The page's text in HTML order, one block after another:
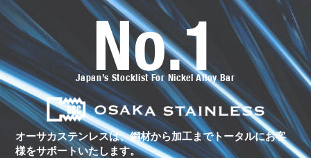
オ
ス
テ
ン
レ
ス
の
ト
ー
タ
No.1
Japan’s Stocklist For Nickel Alloy Bar
オーサカステンレスは、鋼材から加工までトータルにお客
様をサポートいたします。